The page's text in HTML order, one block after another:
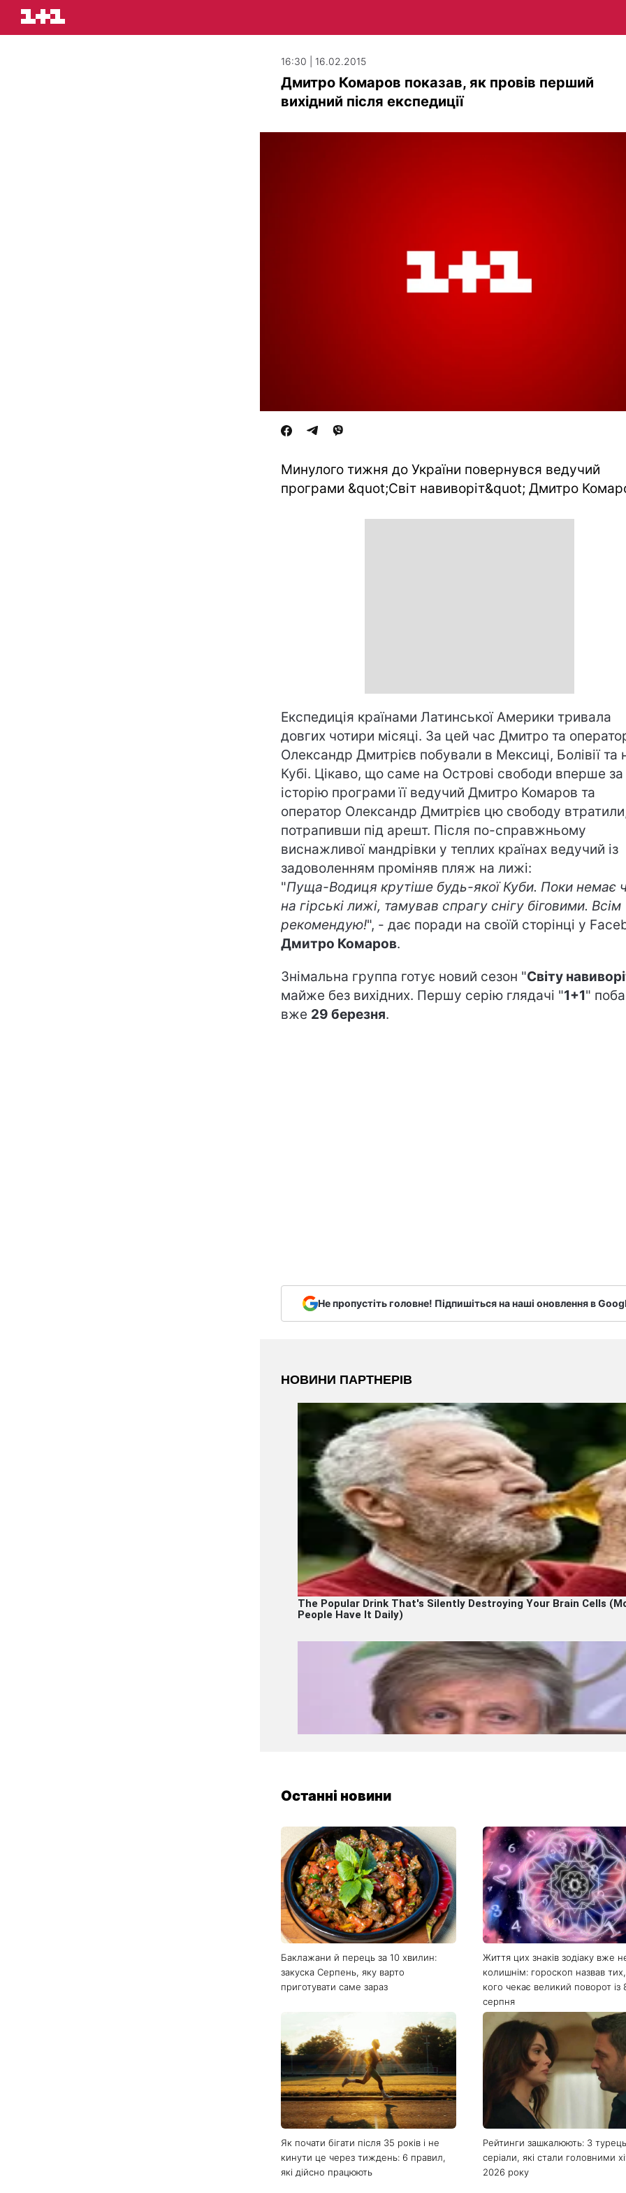
16:30 | 16.02.2015
Дмитро Комаров показав, як провів перший
вихідний після експедиції
Минулого тижня до України повернувся ведучий
програми &quot;Світ навиворіт&quot; Дмитро
Експедиція країнами Латинської Америки тривала
довгих чотири місяці. За цей час Дмитро та
Олександр Дмитрієв побували в Мексиці, Болівії та
Кубі. Цікаво, що саме на Острові свободи вперше за
історію програми її ведучий Дмитро Комаров та
оператор Олександр Дмитрієв цю свободу
потрапивши під арешт. Після по-справжньому
виснажливої мандрівки у теплих країнах ведучий із
задоволенням проміняв пляж на лижі:
"Пуща-Водиця крутіше будь-якої Куби. Поки немає
на гірські лижі, тамував спрагу снігу біговими. Всім
рекомендую!", - дає поради на своїй сторінці у
Дмитро Комаров.
Знімальна группа готує новий сезон "Світу
майже без вихідних. Першу серію глядачі "1+1"
вже 29 березня.
Не пропустіть головне! Підпишіться на наші оновлення в